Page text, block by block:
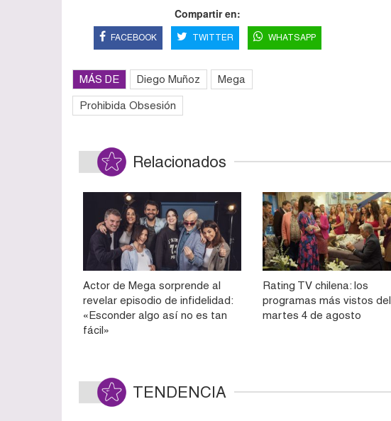
Compartir en:
FACEBOOK TWITTER WHATSAPP
MÁS DE Diego Muñoz Mega
Prohibida Obsesión
Relacionados
Actor de Mega sorprende al
revelar episodio de infidelidad:
«Esconder algo así no es tan
fácil»
Rating TV chilena: los
programas más vistos del
martes 4 de agosto
TENDENCIA